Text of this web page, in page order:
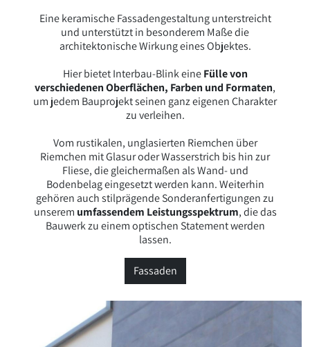
Eine keramische Fassadengestaltung unterstreicht
und unterstützt in besonderem Maße die
architektonische Wirkung eines Objektes.
Hier bietet Interbau-Blink eineFülle von
verschiedenen Oberflächen, Farben und Formaten,
um jedem Bauprojekt seinen ganz eigenen Charakter
zu verleihen.
Vom rustikalen, unglasierten Riemchen über
Riemchen mit Glasur oder Wasserstrich bis hin zur
Fliese, die gleichermaßen als Wand- und
Bodenbelag eingesetzt werden kann. Weiterhin
gehören auch stilprägende Sonderanfertigungen zu
unserem umfassendem Leistungsspektrum, die das
Bauwerk zu einem optischen Statement werden
lassen.
Fassaden